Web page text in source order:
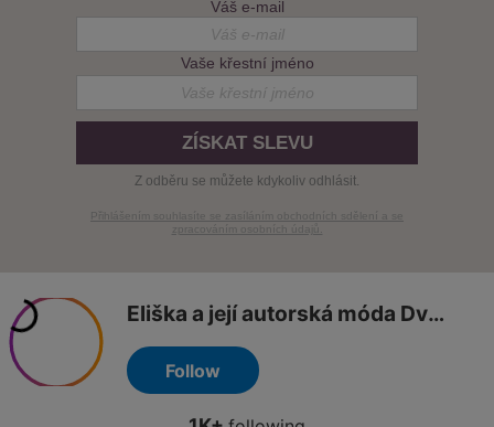
Váš e-mail
Vaše křestní jméno
ZÍSKAT SLEVU
Z odběru se můžete kdykoliv odhlásit.
Přihlášením souhlasíte se zasíláním obchodních sdělení a se
zpracováním osobních údajů.